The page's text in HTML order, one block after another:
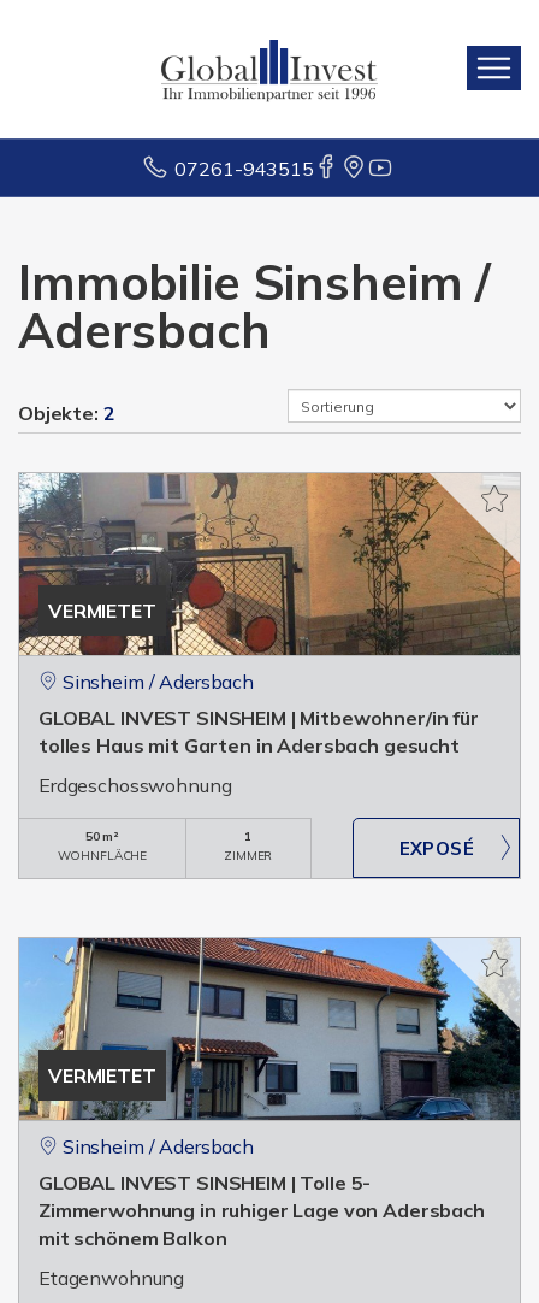
07261-943515
Immobilie Sinsheim /
Adersbach
Objekte: 2
VERMIETET
Sinsheim / Adersbach
GLOBAL INVEST SINSHEIM | Mitbewohner/in für
tolles Haus mit Garten in Adersbach gesucht
Erdgeschosswohnung
50 m²
WOHNFLÄCHE
1
ZIMMER
VERMIETET
Sinsheim / Adersbach
GLOBAL INVEST SINSHEIM | Tolle 5-
Zimmerwohnung in ruhiger Lage von Adersbach
mit schönem Balkon
Etagenwohnung